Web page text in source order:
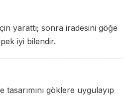
yarattı; sonra iradesini göğe
iyi bilendir.
göklere uygulayıp